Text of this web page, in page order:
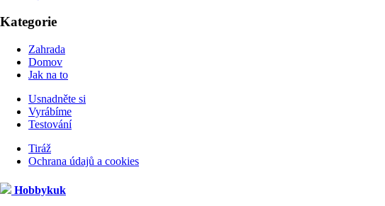
Kategorie
Zahrada
Domov
Jak na to
Usnadněte si
Vyrábíme
Testování
Tiráž
Ochrana údajů a cookies
Hobbykuk